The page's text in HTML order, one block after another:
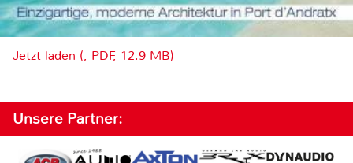
Jetzt laden (, PDF, 12.9 MB)
Unsere Partner: